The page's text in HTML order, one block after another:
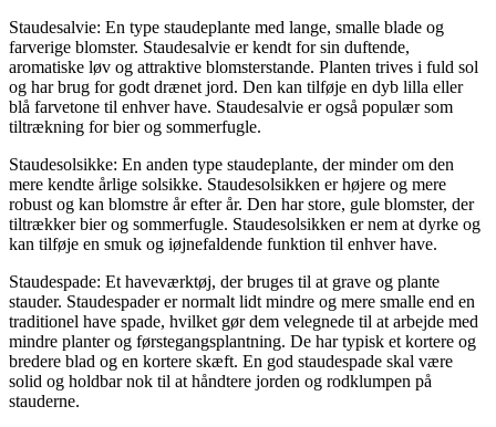
Staudesalvie: En type staudeplante med lange, smalle blade og
farverige blomster. Staudesalvie er kendt for sin duftende,
aromatiske løv og attraktive blomsterstande. Planten trives i fuld sol
og har brug for godt drænet jord. Den kan tilføje en dyb lilla eller
blå farvetone til enhver have. Staudesalvie er også populær som
tiltrækning for bier og sommerfugle.
Staudesolsikke: En anden type staudeplante, der minder om den
mere kendte årlige solsikke. Staudesolsikken er højere og mere
robust og kan blomstre år efter år. Den har store, gule blomster, der
tiltrækker bier og sommerfugle. Staudesolsikken er nem at dyrke og
kan tilføje en smuk og iøjnefaldende funktion til enhver have.
Staudespade: Et haveværktøj, der bruges til at grave og plante
stauder. Staudespader er normalt lidt mindre og mere smalle end en
traditionel have spade, hvilket gør dem velegnede til at arbejde med
mindre planter og førstegangsplantning. De har typisk et kortere og
bredere blad og en kortere skæft. En god staudespade skal være
solid og holdbar nok til at håndtere jorden og rodklumpen på
stauderne.